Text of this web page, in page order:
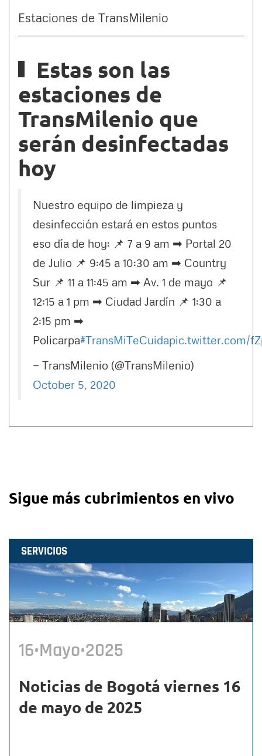
Estaciones de TransMilenio
Estas son las
estaciones de
TransMilenio que
serán desinfectadas
hoy
Nuestro equipo de limpieza y
desinfección estará en estos puntos
eso día de hoy: 📌 7 a 9 am ➡ Portal 20
de Julio 📌 9:45 a 10:30 am ➡ Country
Sur 📌 11 a 11:45 am ➡ Av. 1 de mayo 📌
12:15 a 1 pm ➡ Ciudad Jardín 📌 1:30 a
2:15 pm ➡
Policarpa#TransMiTeCuidapic.twitter.com/
— TransMilenio (@TransMilenio)
October 5, 2020
Sigue más cubrimientos en vivo
SERVICIOS
16•Mayo•2025
Noticias de Bogotá viernes 16
de mayo de 2025